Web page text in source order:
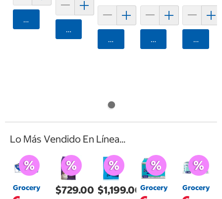
Agregar
Agregar
Agregar Agregar
Lo Más Vendido En Línea...
Grocery $729.00 $1,199.00Grocery Grocery